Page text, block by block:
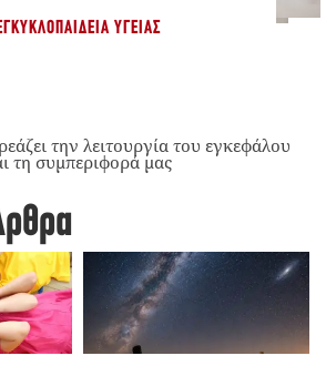
ΥΓΕΊΑΣ
την λειτουργία του εγκεφάλου
τη συμπεριφορά μας